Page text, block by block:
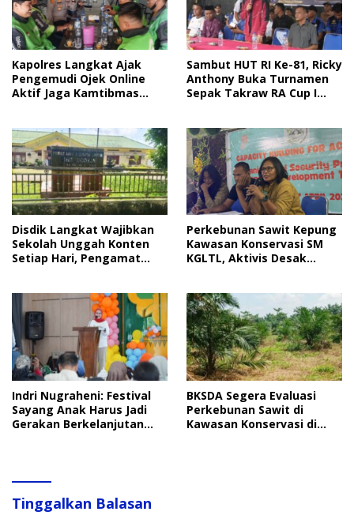
Kapolres Langkat Ajak
Pengemudi Ojek Online
Aktif Jaga Kamtibmas
Sambut HUT RI Ke-81, Ricky
Anthony Buka Turnamen
Sepak Takraw RA Cup I
Disdik Langkat Wajibkan
Sekolah Unggah Konten
Setiap Hari, Pengamat
Perkebunan Sawit Kepung
Kawasan Konservasi SM
KGLTL, Aktivis Desak
Indri Nugraheni: Festival
Sayang Anak Harus Jadi
Gerakan Berkelanjutan
BKSDA Segera Evaluasi
Perkebunan Sawit di
Kawasan Konservasi di
Tinggalkan Balasan